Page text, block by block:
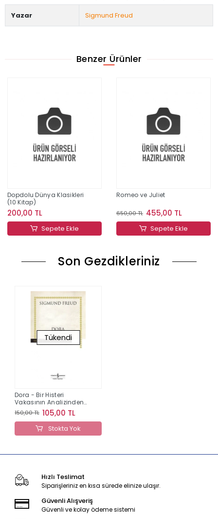
Yazar Sigmund Freud
Benzer Ürünler
Dopdolu Dünya Klasikleri
(10 Kitap)
200,00 TL
Sepete Ekle
Romeo ve Juliet
650,00 TL 455,00 TL
Sepete Ekle
Son Gezdikleriniz
Tükendi
Dora - Bir Histeri
Vakasının Analizinden
Parçalar
150,00 TL 105,00 TL
Stokta Yok
Hızlı Teslimat
Siparişleriniz en kısa sürede elinize ulaşır.
Güvenli Alışveriş
Güvenli ve kolay ödeme sistemi